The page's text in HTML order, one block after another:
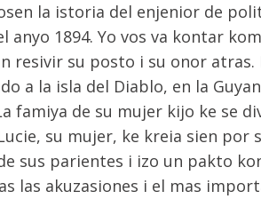
la istoria del enjenior de
anyo 1894. Yo vos va kontar
resivir su posto i su onor atras.
a la isla del Diablo, en la
famiya de su mujer kijo ke se
su mujer, ke kreia sien por
sus parientes i izo un pakto
las akuzasiones i el mas